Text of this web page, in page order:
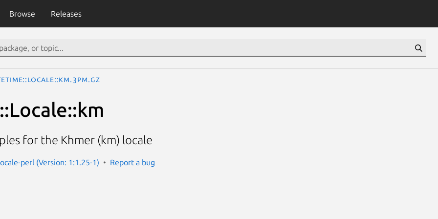
Browse Releases
for the Khmer (km) locale
perl (Version: 1:1.25-1) Report a bug